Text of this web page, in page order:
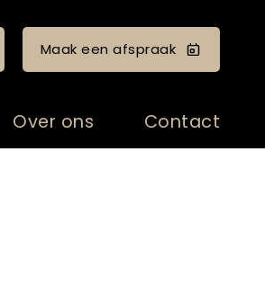
Maak een afspraak
Over ons Contact